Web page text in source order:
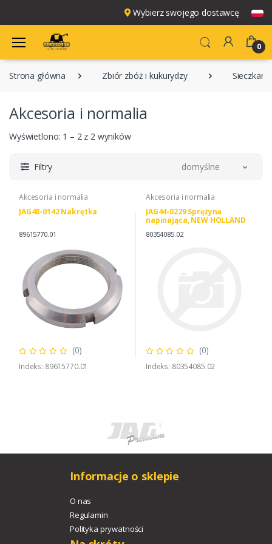
Wybierz swojego dostawcę
0
Strona główna Zbiór zbóż i kukurydzy
Akcesoria i normalia
Wyświetlono: 1 – 2 z 2 wyników
Filtry domyślne
Akcesoria i normalia
JAG48-0142 Nakrętka
89615770.01
(0)
Indeks: 89615770.01
Akcesoria i normalia
JAG44-0229 Sprężyna
napinająca, NEW HOLLAND
80354085.02
(0)
Indeks: 80354085.02
Informacje o sklepie
O nas
Regulamin
Polityka prywatności